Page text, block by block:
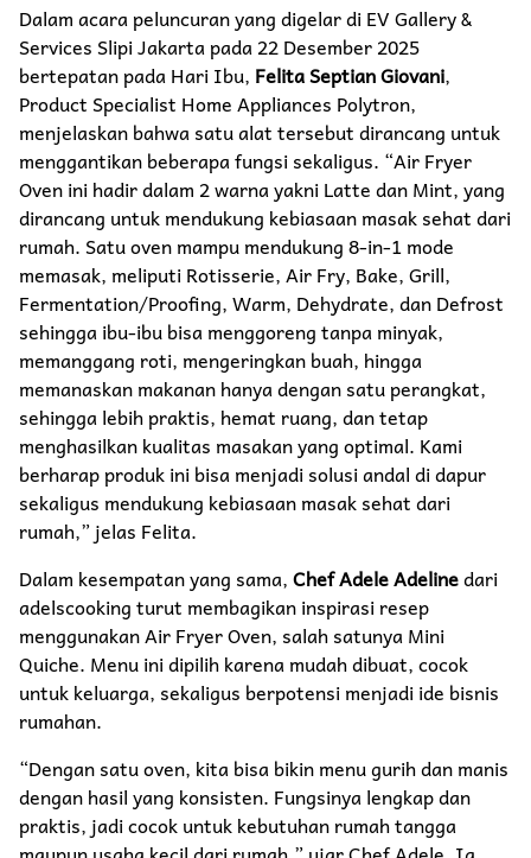
Dalam acara peluncuran yang digelar di EV Gallery &
Services Slipi Jakarta pada 22 Desember 2025
bertepatan pada Hari Ibu, Felita Septian Giovani,
Product Specialist Home Appliances Polytron,
menjelaskan bahwa satu alat tersebut dirancang untuk
menggantikan beberapa fungsi sekaligus. “Air Fryer
Oven ini hadir dalam 2 warna yakni Latte dan Mint, yang
dirancang untuk mendukung kebiasaan masak sehat dari
rumah. Satu oven mampu mendukung 8-in-1 mode
memasak, meliputi Rotisserie, Air Fry, Bake, Grill,
Fermentation/Proofing, Warm, Dehydrate, dan Defrost
sehingga ibu-ibu bisa menggoreng tanpa minyak,
memanggang roti, mengeringkan buah, hingga
memanaskan makanan hanya dengan satu perangkat,
sehingga lebih praktis, hemat ruang, dan tetap
menghasilkan kualitas masakan yang optimal. Kami
berharap produk ini bisa menjadi solusi andal di dapur
sekaligus mendukung kebiasaan masak sehat dari
rumah,” jelas Felita.
Dalam kesempatan yang sama,Chef Adele Adelinedari
adelscooking turut membagikan inspirasi resep
menggunakan Air Fryer Oven, salah satunya Mini
Quiche. Menu ini dipilih karena mudah dibuat, cocok
untuk keluarga, sekaligus berpotensi menjadi ide bisnis
rumahan.
“Dengan satu oven, kita bisa bikin menu gurih dan manis
dengan hasil yang konsisten. Fungsinya lengkap dan
praktis, jadi cocok untuk kebutuhan rumah tangga